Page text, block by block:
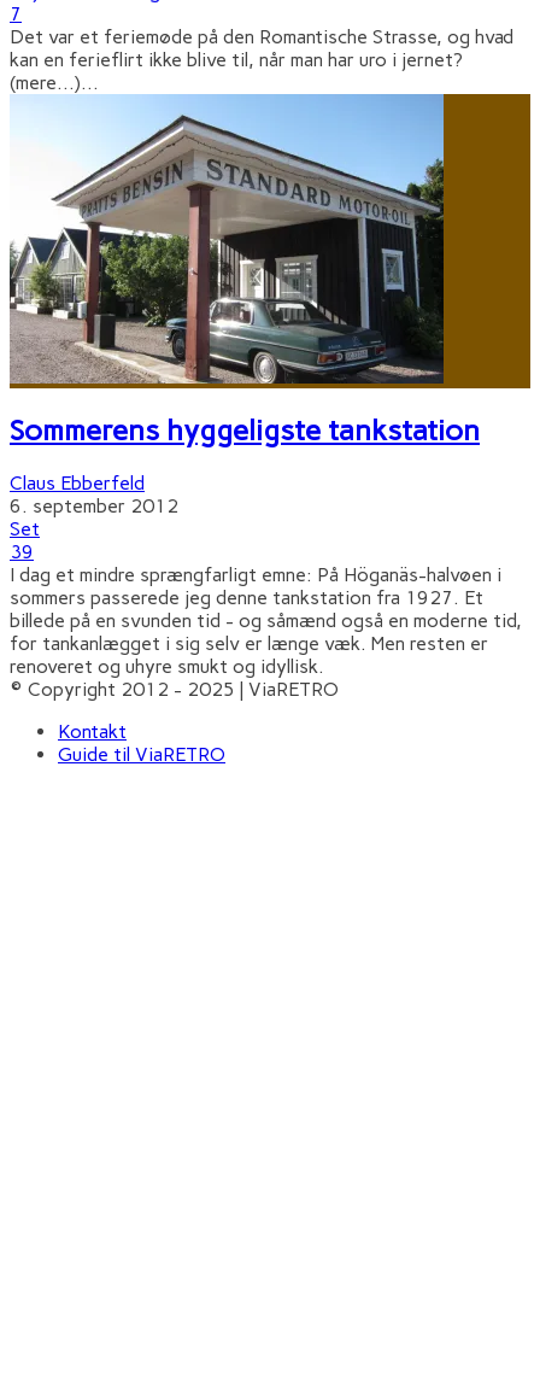
7
Det var et feriemøde på den Romantische Strasse, og hvad
kan en ferieflirt ikke blive til, når man har uro i jernet?
(mere…)...
Sommerens hyggeligste tankstation
Claus Ebberfeld
6. september 2012
Set
39
I dag et mindre sprængfarligt emne: På Höganäs-halvøen i
sommers passerede jeg denne tankstation fra 1927. Et
billede på en svunden tid - og såmænd også en moderne tid,
for tankanlægget i sig selv er længe væk. Men resten er
renoveret og uhyre smukt og idyllisk.
© Copyright 2012 - 2025 | ViaRETRO
Kontakt
Guide til ViaRETRO